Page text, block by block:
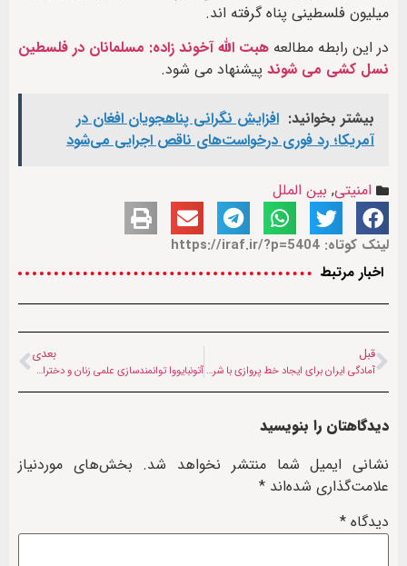
میلیون فلسطینی پناه گرفته اند.
در این رابطه مطالعه هبت الله آخوند زاده: مسلمانان در فلسطین
نسل کشی می شوند پیشنهاد می شود.
بیشتر بخوانید: افزایش نگرانی پناهجویان افغان در
آمریکا؛ رد فوری درخواست‌های ناقص اجرایی می‌شود
امنیتی, بین الملل
لینک کوتاه: https://iraf.ir/?p=5404
اخبار مرتبط
قبل
آمادگی ایران برای ایجاد خط پروازی با شرق افغانستان
بعدی
آتونبایووا توانمندسازی علمی زنان و دختران افغان را مهم عنوان کرد
دیدگاهتان را بنویسید
نشانی ایمیل شما منتشر نخواهد شد. بخش‌های موردنیاز
علامت‌گذاری شده‌اند *
دیدگاه *